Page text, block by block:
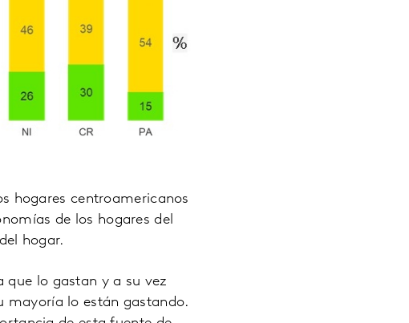
hogares centroamericanos
de los hogares del
hogar.
que lo gastan y a su vez
mayoría lo están gastando.